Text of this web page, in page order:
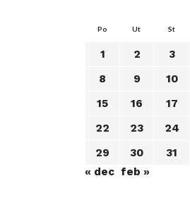
Po Ut St
1 2 3
8 9 10
15 16 17
22 23 24
29 30
31
« dec feb »